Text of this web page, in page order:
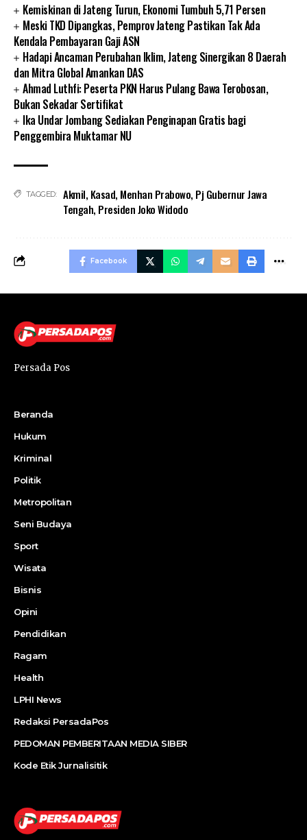
Kemiskinan di Jateng Turun, Ekonomi Tumbuh 5,71 Persen
Meski TKD Dipangkas, Pemprov Jateng Pastikan Tak Ada
Kendala Pembayaran Gaji ASN
Hadapi Ancaman Perubahan Iklim, Jateng Sinergikan 8 Daerah
dan Mitra Global Amankan DAS
Ahmad Luthfi: Peserta PKN Harus Pulang Bawa Terobosan,
Bukan Sekadar Sertifikat
Ika Undar Jombang Sediakan Penginapan Gratis bagi
Penggembira Muktamar NU
TAGGED: Akmil, Kasad, Menhan Prabowo, Pj Gubernur Jawa
Tengah, Presiden Joko Widodo
Facebook
Persada Pos
Beranda
Hukum
Kriminal
Politik
Metropolitan
Seni Budaya
Sport
Wisata
Bisnis
Opini
Pendidikan
Ragam
Health
LPHI News
Redaksi PersadaPos
PEDOMAN PEMBERITAAN MEDIA SIBER
Kode Etik Jurnalisitik